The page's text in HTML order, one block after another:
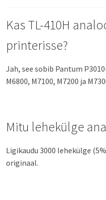
Kas TL-410H
printerisse?
Jah, see sobib Pantum
M6800, M7100, M7200 ja
Mitu lehekülge
Ligikaudu 3000 lehekülge
originaal.